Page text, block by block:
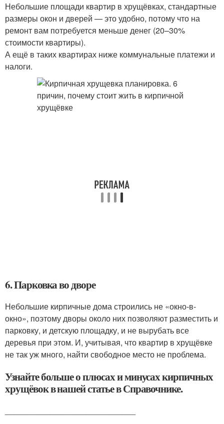
Небольшие площади квартир в хрущёвках, стандартные
размеры окон и дверей — это удобно, потому что на
ремонт вам потребуется меньше денег (20–30%
стоимости квартиры).
А ещё в таких квартирах ниже коммунальные платежи и
налоги.
6. Парковка во дворе
Небольшие кирпичные дома строились не «окно-в-
окно», поэтому дворы около них позволяют разместить и
парковку, и детскую площадку, и не вырубать все
деревья при этом. И, учитывая, что квартир в хрущёвке
не так уж много, найти свободное место не проблема.
Узнайте больше о плюсах и минусах кирпичных
хрущёвок в нашей статье в Справочнике.